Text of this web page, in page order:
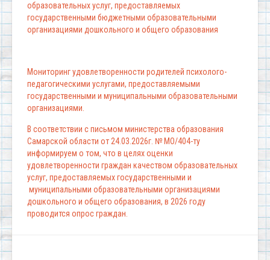
образовательных услуг, предоставляемых
государственными бюджетными образовательными
организациями дошкольного и общего образования
Мониторинг удовлетворенности родителей психолого-
педагогическими услугами, предоставляемыми
государственными и муниципальными образовательными
организациями.
В соответствии с письмом министерства образования
Самарской области от 24.03.2026г. № МО/404-ту
информируем о том, что в целях оценки
удовлетворенности граждан качеством образовательных
услуг, предоставляемых государственными и
муниципальными образовательными организациями
дошкольного и общего образования, в 2026 году
проводится опрос граждан.